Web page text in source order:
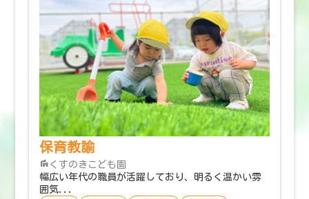
保育教諭
くすのきこども園
幅広い年代の職員が活躍しており、明るく温かい雰
囲気...